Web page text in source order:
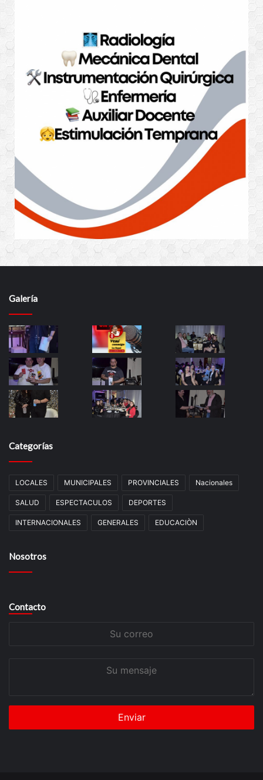
Galería
Categorías
LOCALES MUNICIPALES PROVINCIALES Nacionales
SALUD ESPECTACULOS DEPORTES
INTERNACIONALES GENERALES EDUCACIÒN
Nosotros
Contacto